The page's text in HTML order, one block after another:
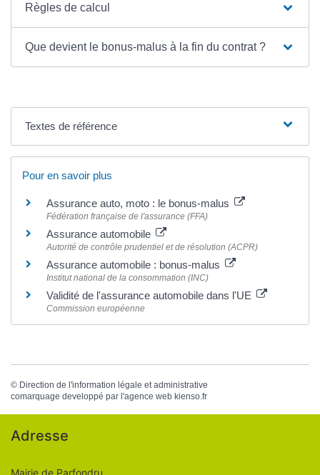
Règles de calcul
Que devient le bonus-malus à la fin du contrat ?
Textes de référence
Pour en savoir plus
Assurance auto, moto : le bonus-malus
Fédération française de l'assurance (FFA)
Assurance automobile
Autorité de contrôle prudentiel et de résolution (ACPR)
Assurance automobile : bonus-malus
Institut national de la consommation (INC)
Validité de l'assurance automobile dans l'UE
Commission européenne
© Direction de l'information légale et administrative
comarquage developpé par l'agence web kienso.fr
Adresse